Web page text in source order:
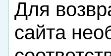
Для
сайта